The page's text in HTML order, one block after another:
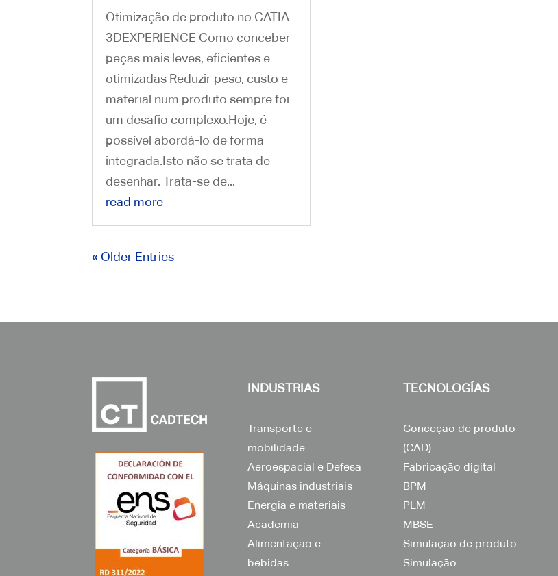
Otimização de produto no CATIA
3DEXPERIENCE Como conceber
peças mais leves, eficientes e
otimizadas Reduzir peso, custo e
material num produto sempre foi
um desafio complexo.Hoje, é
possível abordá-lo de forma
integrada.Isto não se trata de
desenhar. Trata-se de...
read more
« Older Entries
INDUSTRIAS
Transporte e
mobilidade
Aeroespacial e Defesa
Máquinas industriais
Energia e materiais
Academia
Alimentação e
bebidas
TECNOLOGÍAS
Conceção de produto
(CAD)
Fabricação digital
BPM
PLM
MBSE
Simulação de produto
Simulação